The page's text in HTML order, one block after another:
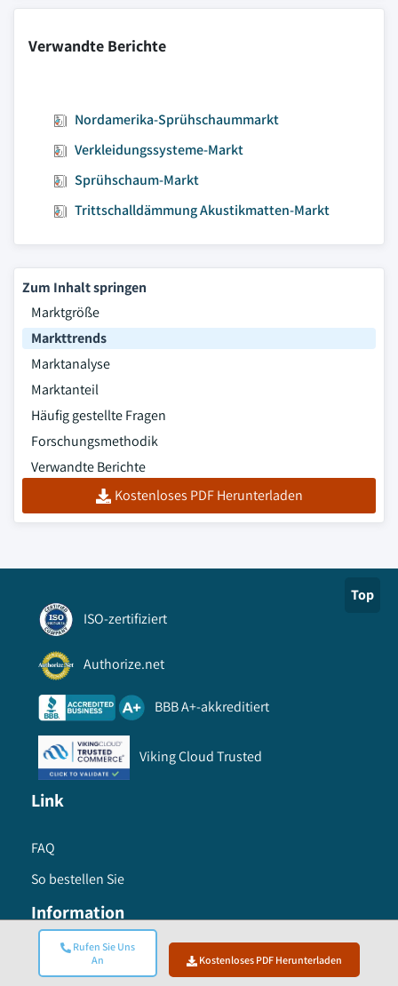
Rufen Sie Uns
An
Kostenloses PDF Herunterladen
Verwandte Berichte
Nordamerika-Sprühschaummarkt
Verkleidungssysteme-Markt
Sprühschaum-Markt
Trittschalldämmung Akustikmatten-Markt
Zum Inhalt springen
Marktgröße
Markttrends
Marktanalyse
Marktanteil
Häufig gestellte Fragen
Forschungsmethodik
Verwandte Berichte
Kostenloses PDF Herunterladen
Top
ISO-zertifiziert
Authorize.net
BBB A+-akkreditiert
Viking Cloud Trusted
Link
FAQ
So bestellen Sie
Information
Nutzungsbedingungen